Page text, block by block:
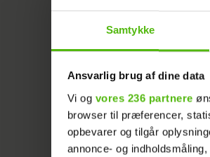
Samtykke
Ansvarlig brug af dine data
Vi og vores 236 partnere
browser til præferencer,
opbevarer og tilgår
annonce- og
Læs
Ville
Ifølge
hele